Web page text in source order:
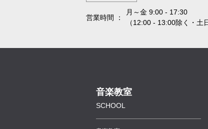
営業時間 ：
月～金 9:00 - 17:30
（12:00 - 13:00除く・土
音楽教室
SCHOOL